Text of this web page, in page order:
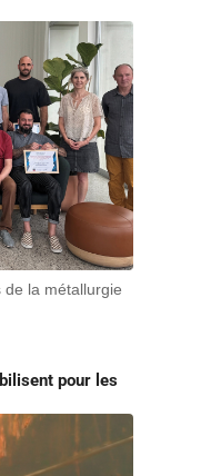
de la métallurgie
pour les